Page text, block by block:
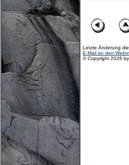
Letzte Änderung
E-Mail an den
© Copyright 2026